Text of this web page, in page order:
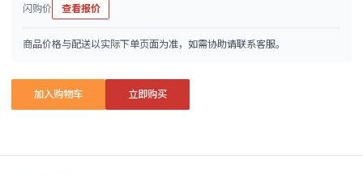
闪购价 查看报价
商品价格与配送以实际下单页面为准，如需协助请联系客服。
加入购物车 立即购买